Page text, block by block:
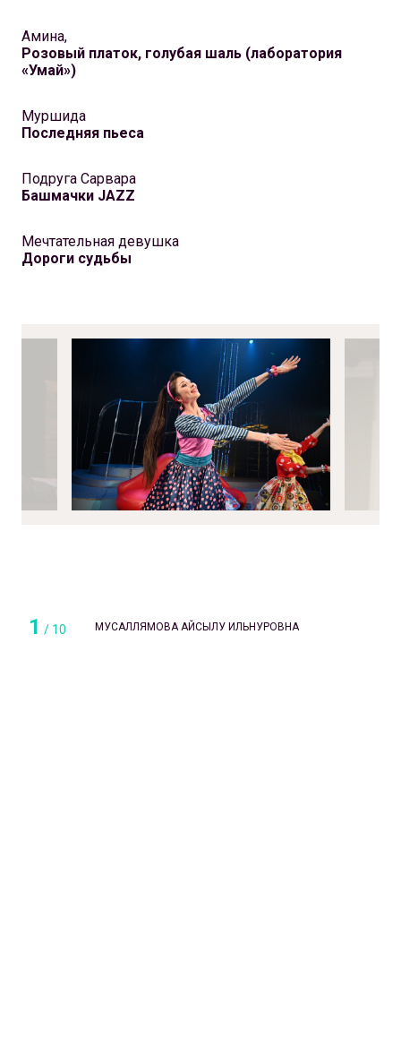
Амина,
Розовый платок, голубая шаль (лаборатория
«Умай»)
Муршида
Последняя пьеса
Подруга Сарвара
Башмачки JAZZ
Мечтательная девушка
Дороги судьбы
1 / 10 МУСАЛЛЯМОВА АЙСЫЛУ ИЛЬНУРОВНА